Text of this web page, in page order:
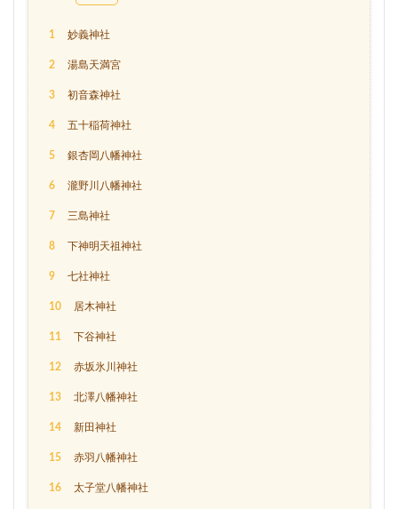
1 妙義神社
2 湯島天満宮
3 初音森神社
4 五十稲荷神社
5 銀杏岡八幡神社
6 瀧野川八幡神社
7 三島神社
8 下神明天祖神社
9 七社神社
10 居木神社
11 下谷神社
12 赤坂氷川神社
13 北澤八幡神社
14 新田神社
15 赤羽八幡神社
16 太子堂八幡神社